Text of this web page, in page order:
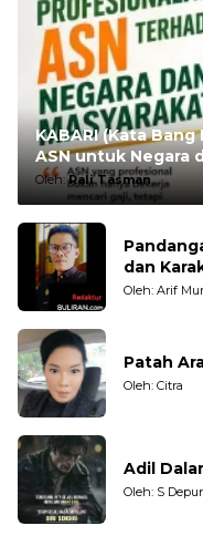
KABARI (Kata Bang Rali
ASN untuk Negara
Oleh:Rali Tasman
dan
Oleh: Arif
Patah
Oleh: Citra
Adil
Oleh: S